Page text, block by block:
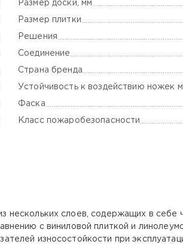
Размер доски, мм
Размер плитки
Решения
Соединение
Страна бренда
Устойчивость к воздействию ножек
Фаска
Класс пожаробезопасности
нескольких слоев, содержащих в себе
с виниловой плиткой и
износостойкости при